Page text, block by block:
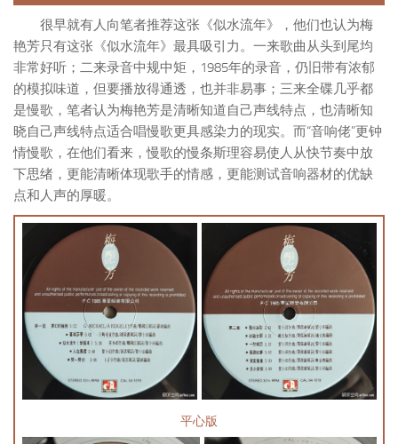
很早就有人向笔者推荐这张《似水流年》，他们也认为梅
艳芳只有这张《似水流年》最具吸引力。一来歌曲从头到尾均
非常好听；二来录音中规中矩，1985年的录音，仍旧带有浓郁
的模拟味道，但要播放得通透，也并非易事；三来全碟几乎都
是慢歌，笔者认为梅艳芳是清晰知道自己声线特点，也清晰知
晓自己声线特点适合唱慢歌更具感染力的现实。而“音响佬”更钟
情慢歌，在他们看来，慢歌的慢条斯理容易使人从快节奏中放
下思绪，更能清晰体现歌手的情感，更能测试音响器材的优缺
点和人声的厚暖。
平心版